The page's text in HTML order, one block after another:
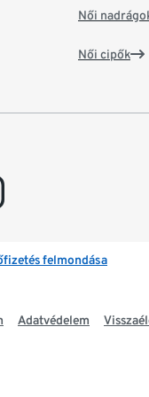
Női
Női cipők
felmondása
Adatvédelem